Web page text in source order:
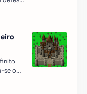
está
se o
e